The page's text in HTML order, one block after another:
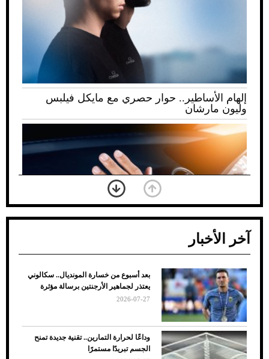
إلهام الأساطير.. حوار حصري مع مايكل فيلبس
وليون مارشان
ضعف تبريد مكيف السيارة عند الوقوف.. أشهر
الأسباب والحلول
آخر الأخبار
بعد أسبوع من خسارة المونديال.. سكالوني
يعتذر لجماهير الأرجنتين برسالة مؤثرة
2026-07-27
وداعًا لحرارة التمارين.. تقنية جديدة تمنح
الجسم تبريدًا مستمرًا